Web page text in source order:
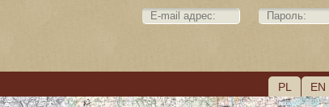
PL EN